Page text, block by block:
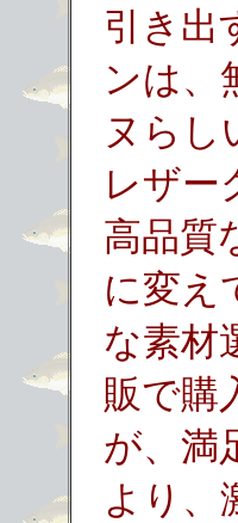
引き出
ンは、
ヌらし
レザー
高品質
に変え
な素材
販で購
が、満
より、